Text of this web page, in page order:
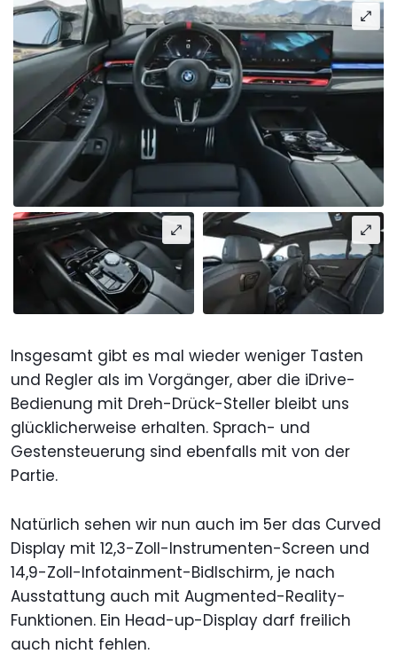
Insgesamt gibt es mal wieder weniger Tasten
und Regler als im Vorgänger, aber die iDrive-
Bedienung mit Dreh-Drück-Steller bleibt uns
glücklicherweise erhalten. Sprach- und
Gestensteuerung sind ebenfalls mit von der
Partie.
Natürlich sehen wir nun auch im 5er das Curved
Display mit 12,3-Zoll-Instrumenten-Screen und
14,9-Zoll-Infotainment-Bidlschirm, je nach
Ausstattung auch mit Augmented-Reality-
Funktionen. Ein Head-up-Display darf freilich
auch nicht fehlen.